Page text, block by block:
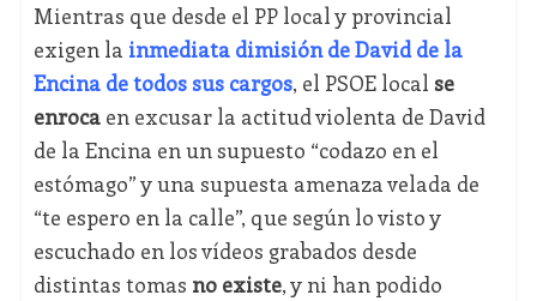
Mientras que desde el PP local y provincial
exigen la inmediata dimisión de David de la
Encina de todos sus cargos, el PSOE local se
enrocaen excusar la actitud violenta de David
de la Encina en un supuesto “codazo en el
estómago” y una supuesta amenaza velada de
“te espero en la calle”, que según lo visto y
escuchado en los vídeos grabados desde
distintas tomas no existe, y ni han podido